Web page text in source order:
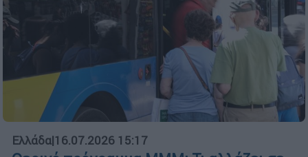
Ελλάδα|16.07.2026 15:17